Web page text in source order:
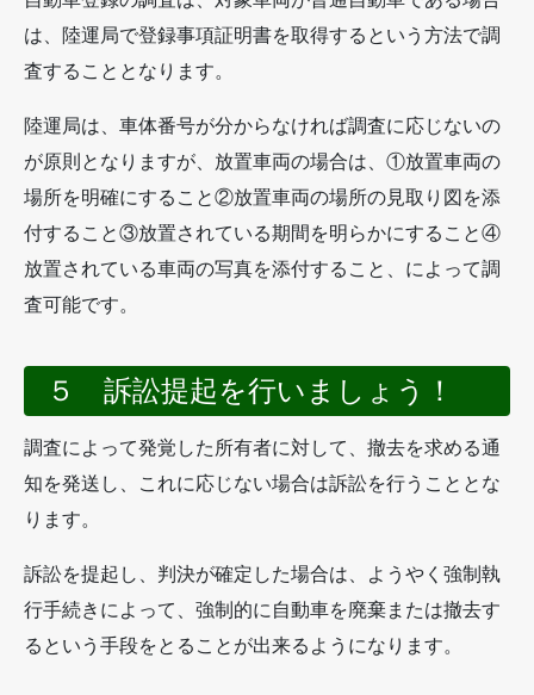
は、陸運局で登録事項証明書を取得するという方法で調
査することとなります。
陸運局は、車体番号が分からなければ調査に応じないの
が原則となりますが、放置車両の場合は、①放置車両の
場所を明確にすること②放置車両の場所の見取り図を添
付すること③放置されている期間を明らかにすること④
放置されている車両の写真を添付すること、によって調
査可能です。
５ 訴訟提起を行いましょう！
調査によって発覚した所有者に対して、撤去を求める通
知を発送し、これに応じない場合は訴訟を行うこととな
ります。
訴訟を提起し、判決が確定した場合は、ようやく強制執
行手続きによって、強制的に自動車を廃棄または撤去す
るという手段をとることが出来るようになります。